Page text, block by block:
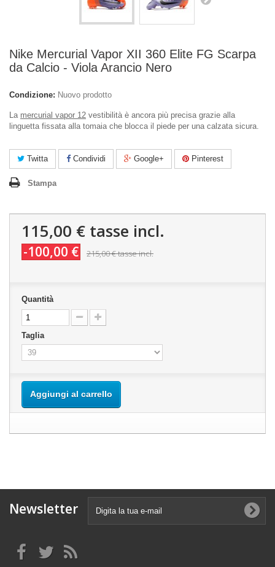
Nike Mercurial Vapor XII 360 Elite FG Scarpa
da Calcio - Viola Arancio Nero
Condizione: Nuovo prodotto
La mercurial vapor 12 vestibilità è ancora più precisa grazie alla
linguetta fissata alla tomaia che blocca il piede per una calzata sicura.
Twitta Condividi Google+ Pinterest
Stampa
115,00 € tasse incl.
-100,00 € 215,00 €tasse incl.
Quantità
Taglia
Aggiungi al carrello
Newsletter